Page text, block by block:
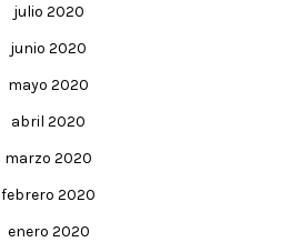
julio 2020
junio 2020
mayo 2020
abril 2020
marzo 2020
febrero 2020
enero 2020